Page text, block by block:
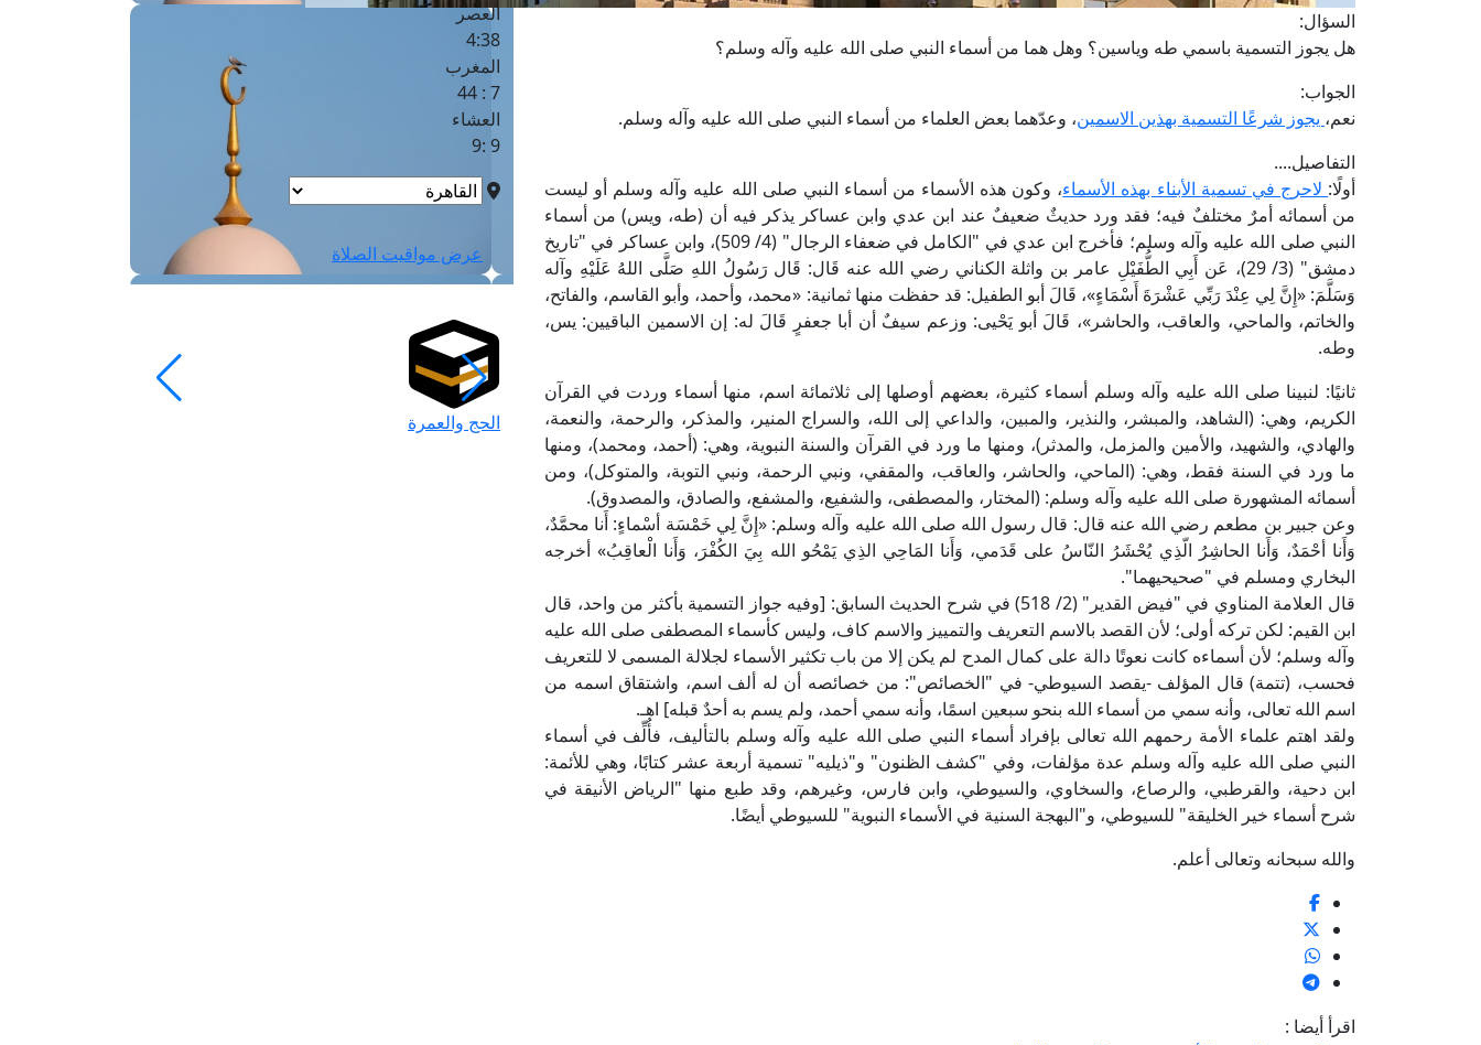
السؤال:
هل يجوز التسمية باسمي طه وياسين؟ وهل هما من أسماء النبي صلى الله عليه وآله وسلم؟
الجواب:
نعم، يجوز شرعًا التسمية بهذين الاسمين، وعدّهما بعض العلماء من أسماء النبي صلى الله عليه وآله وسلم.
التفاصيل....
أولًا: لاحرج في تسمية الأبناء بهذه الأسماء، وكون هذه الأسماء من أسماء النبي صلى الله عليه وآله وسلم أو ليست
من أسمائه أمرٌ مختلفٌ فيه؛ فقد ورد حديثٌ ضعيفٌ عند ابن عدي وابن عساكر يذكر فيه أن (طه، ويس) من أسماء
النبي صلى الله عليه وآله وسلم؛ فأخرج ابن عدي في "الكامل في ضعفاء الرجال" (4/ 509)، وابن عساكر في "تاريخ
دمشق" (3/ 29)، عَن أَبِي الطُّفَيْلِ عامر بن واثلة الكناني رضي الله عنه قَال: قَال رَسُولُ اللهِ صَلَّى اللهُ عَلَيْهِ وآله
وَسَلَّمَ: «إِنَّ لِي عِنْدَ رَبِّي عَشْرَةَ أَسْمَاءٍ»، قَالَ أبو الطفيل: قد حفظت منها ثمانية: «محمد، وأحمد، وأبو القاسم، والفاتح،
والخاتم، والماحي، والعاقب، والحاشر»، قَالَ أبو يَحْيى: وزعم سيفٌ أن أبا جعفرٍ قَالَ له: إن الاسمين الباقيين: يس،
وطه.
ثانيًا: لنبينا صلى الله عليه وآله وسلم أسماء كثيرة، بعضهم أوصلها إلى ثلاثمائة اسم، منها أسماء ‏وردت في القرآن
الكريم، وهي: (الشاهد، والمبشر، والنذير، والمبين، والداعي إلى الله، ‏والسراج المنير، والمذكر، والرحمة، والنعمة،
والهادي، والشهيد، والأمين والمزمل، ‏والمدثر)، ومنها ما ورد في القرآن والسنة النبوية، وهي: (أحمد، ومحمد)، ومنها
ما ورد ‏في السنة فقط، وهي: (الماحي، والحاشر، والعاقب، والمقفي، ونبي الرحمة، ونبي التوبة، ‏والمتوكل)، ومن
أسمائه المشهورة صلى الله عليه وآله وسلم: (المختار، والمصطفى، والشفيع، والمشفع، ‏والصادق، والمصدوق).
وعن جبير بن مطعم رضي الله عنه قال: قال رسول الله صلى الله عليه وآله وسلم: «إِنَّ لِي خَمْسَة أسْماءٍ: أَنا محمَّدٌ،
وَأَنا أحْمَدٌ، وَأَنا الحاشِرُ الّذِي يُحْشَرُ النّاسُ على قَدَمي، وَأَنا المَاحِي الذِي يَمْحُو الله بِيَ الكُفْرَ، وَأَنا الْعاقِبُ» أخرجه
البخاري ومسلم في "صحيحيهما".
قال العلامة المناوي في "فيض القدير" (2/ 518) في شرح الحديث السابق: [وفيه جواز التسمية بأكثر من واحد، قال
ابن القيم: لكن تركه أولى؛ لأن القصد بالاسم التعريف والتمييز والاسم كاف، وليس كأسماء المصطفى صلى الله عليه
وآله وسلم؛ لأن أسماءه كانت نعوتًا دالة على كمال المدح لم يكن إلا من باب تكثير الأسماء لجلالة المسمى لا للتعريف
فحسب، (تتمة) قال المؤلف -يقصد السيوطي- في "الخصائص": من خصائصه أن له ألف اسم، واشتقاق اسمه من
اسم الله تعالى، وأنه سمي من أسماء الله بنحو سبعين اسمًا، وأنه سمي أحمد، ولم يسم به أحدٌ قبله] اهـ.
ولقد اهتم علماء الأمة رحمهم الله تعالى بإفراد أسماء النبي صلى الله عليه وآله وسلم بالتأليف، فأُلِّف في أسماء
النبي صلى الله عليه وآله وسلم عدة مؤلفات، وفي "كشف الظنون" و"ذيليه" تسمية أربعة عشر كتابًا، وهي للأئمة:
ابن دحية، والقرطبي، والرصاع، والسخاوي، والسيوطي، وابن فارس، وغيرهم، وقد طبع منها "الرياض الأنيقة في
شرح أسماء خير الخليقة" للسيوطي، و"البهجة السنية في الأسماء النبوية" للسيوطي أيضًا.
والله سبحانه وتعالى أعلم.
اقرأ أيضا :
العصر
4:38
المغرب
7 : 44
العشاء
9 :9
عرض مواقيت الصلاة
الحج والعمرة